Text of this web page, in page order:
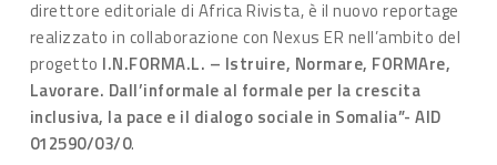
direttore editoriale di Africa Rivista, è il nuovo reportage
realizzato in collaborazione con Nexus ER nell’ambito del
progetto I.N.FORMA.L. – Istruire, Normare, FORMAre,
Lavorare. Dall’informale al formale per la crescita
inclusiva, la pace e il dialogo sociale in Somalia”- AID
012590/03/0.